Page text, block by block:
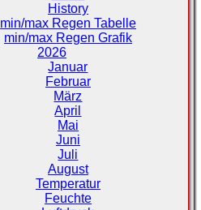
History
min/max Regen Tabelle
min/max Regen Grafik
2026
Januar
Februar
März
April
Mai
Juni
Juli
August
Temperatur
Feuchte